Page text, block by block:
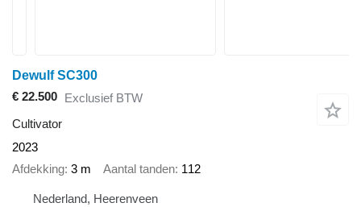
Dewulf SC300
€ 22.500 Exclusief BTW
Cultivator
2023
Afdekking 3 m Aantal tanden 112
Nederland, Heerenveen